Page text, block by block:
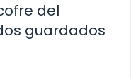
del
guardados